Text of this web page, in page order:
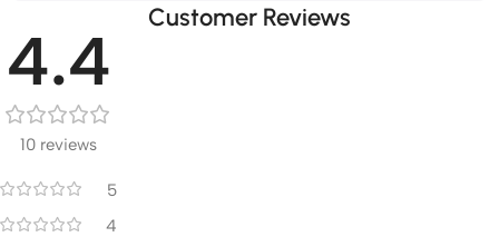
Customer Reviews
4.4
10 reviews
5
4